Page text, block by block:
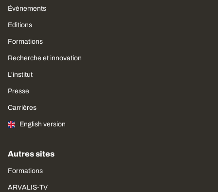
Évènements
Editions
Formations
Recherche et innovation
L'institut
Presse
Carrières
English version
Autres sites
Formations
ARVALIS-TV